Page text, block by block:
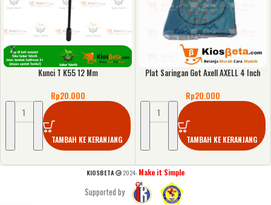
Kunci T K55 12 Mm
Rp20.000
TAMBAH KE KERANJANG
Plat Saringan Got Axell AXELL 4 Inch
Rp20.000
TAMBAH KE KERANJANG
KIOSBETA 2024- Make it Simple
Supported by